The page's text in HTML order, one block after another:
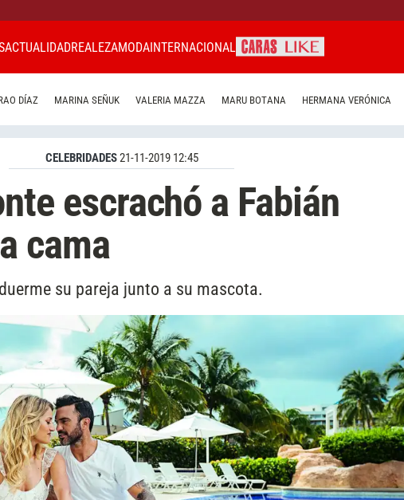
ACTUALIDADREALEZAMODAINTERNACIONAL
DÍAZ MARINA SEÑUK VALERIA MAZZA MARU BOTANA HERMANA VERÓNICA
CELEBRIDADES21-11-2019 12:45
escrachó a Fabián
cama
su pareja junto a su mascota.